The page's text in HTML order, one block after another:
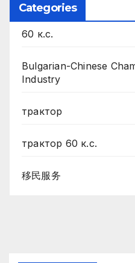
Categories
60 к.с.
Bulgarian-Chinese
Industry
трактор
трактор 60 к.с.
移民服务